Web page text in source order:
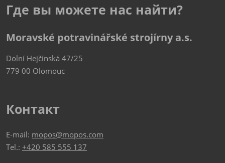
Где вы можете нас найти?
Moravské potravinářské strojírny a.s.
Dolní Hejčínská 47/25
779 00 Olomouc
Контакт
E-mail: mopos@mopos.com
Tel.: +420 585 555 137